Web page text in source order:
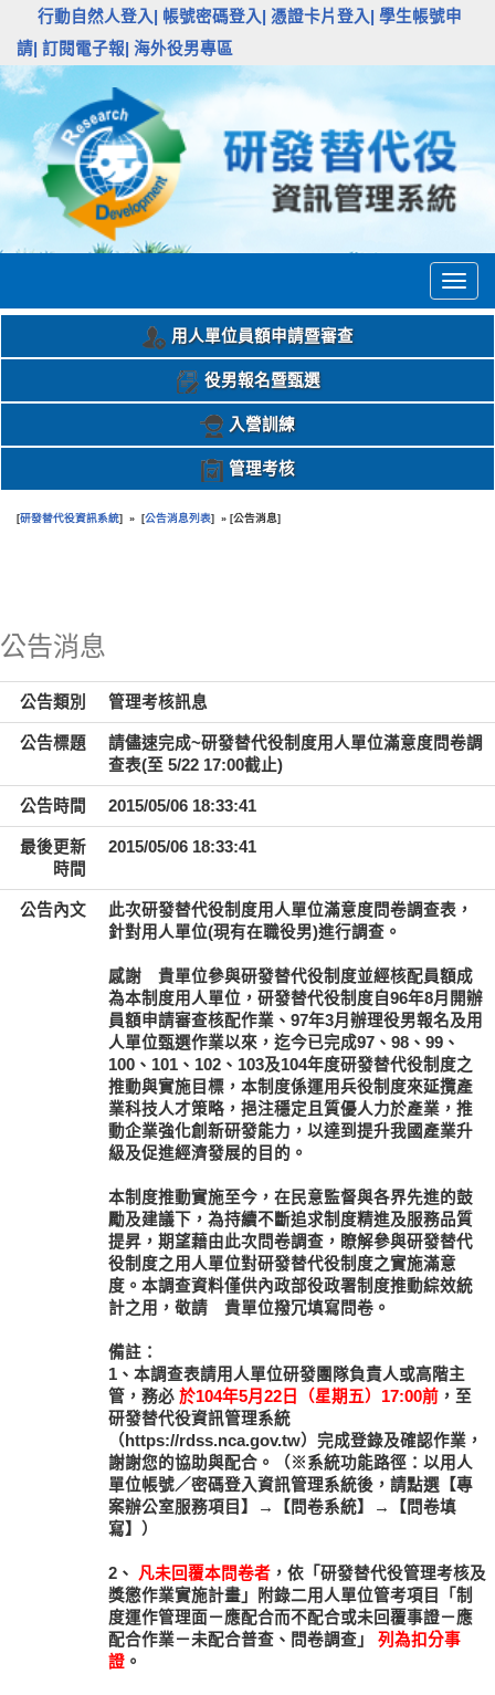
行動自然人登入| 帳號密碼登入| 憑證卡片登入|
學生帳號申
請| 訂閱電子報| 海外役男專區
用人單位員額申請暨審查
役男報名暨甄選
入營訓練
管理考核
[研發替代役資訊系統] » [公告消息列表] » [公告消息]
公告消息
公告類別 管理考核訊息
公告標題
請儘速完成~研發替代役制度用人單位滿意度問卷調
查表(至 5/22 17:00截止)
公告時間 2015/05/06 18:33:41
最後更新
時間
2015/05/06 18:33:41
公告內文
此次研發替代役制度用人單位滿意度問卷調查表，
針對用人單位(現有在職役男)進行調查。
感謝 貴單位參與研發替代役制度並經核配員額成
為本制度用人單位，研發替代役制度自96年8月開辦
員額申請審查核配作業、97年3月辦理役男報名及用
人單位甄選作業以來，迄今已完成97、98、99、
100、101、102、103及104年度研發替代役制度之
推動與實施目標，本制度係運用兵役制度來延攬產
業科技人才策略，挹注穩定且質優人力於產業，推
動企業強化創新研發能力，以達到提升我國產業升
級及促進經濟發展的目的。
本制度推動實施至今，在民意監督與各界先進的鼓
勵及建議下，為持續不斷追求制度精進及服務品質
提昇，期望藉由此次問卷調查，瞭解參與研發替代
役制度之用人單位對研發替代役制度之實施滿意
度。本調查資料僅供內政部役政署制度推動綜效統
計之用，敬請 貴單位撥冗填寫問卷。
備註：
1、本調查表請用人單位研發團隊負責人或高階主
管，務必 於104年5月22日（星期五）17:00前 ，至
研發替代役資訊管理系統
（https://rdss.nca.gov.tw）完成登錄及確認作業，
謝謝您的協助與配合。（※系統功能路徑：以用人
單位帳號／密碼登入資訊管理系統後，請點選【專
案辦公室服務項目】→【問卷系統】→【問卷填
寫】）
2、 凡未回覆本問卷者 ，依「研發替代役管理考核及
獎懲作業實施計畫」附錄二用人單位管考項目「制
度運作管理面－應配合而不配合或未回覆事證－應
配合作業－未配合普查、問卷調查」 列為扣分事
證 。